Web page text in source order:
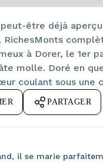
peut-être déjà
RichesMonts
à Dorer, le 1er
molle. Doré en
coulant sous une
PARTAGER
il se marie